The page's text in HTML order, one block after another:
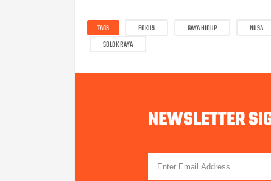
TAGS FOKUS GAYA HIDUP NUSA
SOLOK RAYA
NEWSLETTER